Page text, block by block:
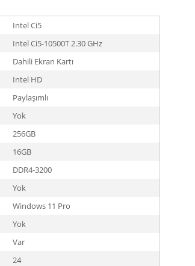
Intel Ci5
Intel Ci5-10500T 2.30 GHz
Dahili Ekran Kartı
Intel HD
Paylaşımlı
Yok
256GB
16GB
DDR4-3200
Yok
Windows 11 Pro
Yok
Var
24